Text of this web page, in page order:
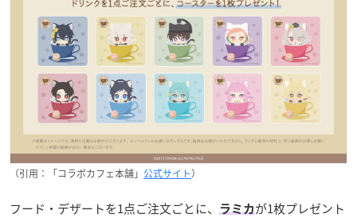
（引用：「コラボカフェ本舗」 公式サイト）
フード・デザートを1点ご注文ごとに、 ラミカ が1枚プレゼント